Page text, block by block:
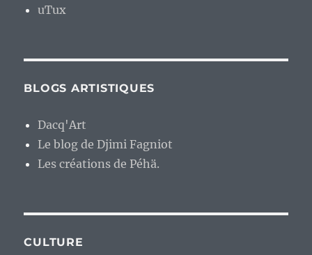
uTux
BLOGS ARTISTIQUES
Dacq'Art
Le blog de Djimi Fagniot
Les créations de Péhä.
CULTURE